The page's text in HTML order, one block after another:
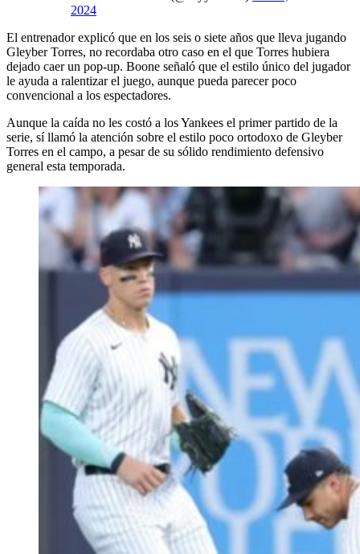
2024
El entrenador explicó que en los seis o siete años que lleva jugando
Gleyber Torres, no recordaba otro caso en el que Torres hubiera
dejado caer un pop-up. Boone señaló que el estilo único del jugador
le ayuda a ralentizar el juego, aunque pueda parecer poco
convencional a los espectadores.
Aunque la caída no les costó a los Yankees el primer partido de la
serie, sí llamó la atención sobre el estilo poco ortodoxo de Gleyber
Torres en el campo, a pesar de su sólido rendimiento defensivo
general esta temporada.